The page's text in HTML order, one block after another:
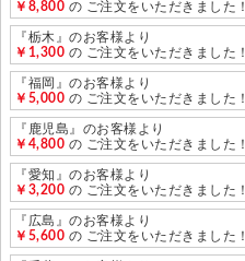
￥8,800 の ご注文をいただきました！
『栃木』のお客様より
￥1,300 の ご注文をいただきました！
『福岡』のお客様より
￥5,000 の ご注文をいただきました！
『鹿児島』のお客様より
￥4,800 の ご注文をいただきました！
『愛知』のお客様より
￥3,200 の ご注文をいただきました！
『広島』のお客様より
￥5,600 の ご注文をいただきました！